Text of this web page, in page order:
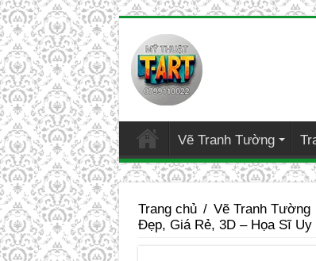
Vẽ Tranh Tường
Trang chủ / Vẽ Tranh Tường
Đẹp, Giá Rẻ, 3D – Họa Sĩ Uy